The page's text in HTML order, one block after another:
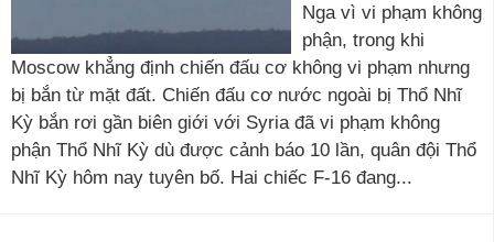
Nga vì vi phạm không
phận, trong khi
Moscow khẳng định chiến đấu cơ không vi phạm nhưng
bị bắn từ mặt đất. Chiến đấu cơ nước ngoài bị Thổ Nhĩ
Kỳ bắn rơi gần biên giới với Syria đã vi phạm không
phận Thổ Nhĩ Kỳ dù được cảnh báo 10 lần, quân đội Thổ
Nhĩ Kỳ hôm nay tuyên bố. Hai chiếc F-16 đang...